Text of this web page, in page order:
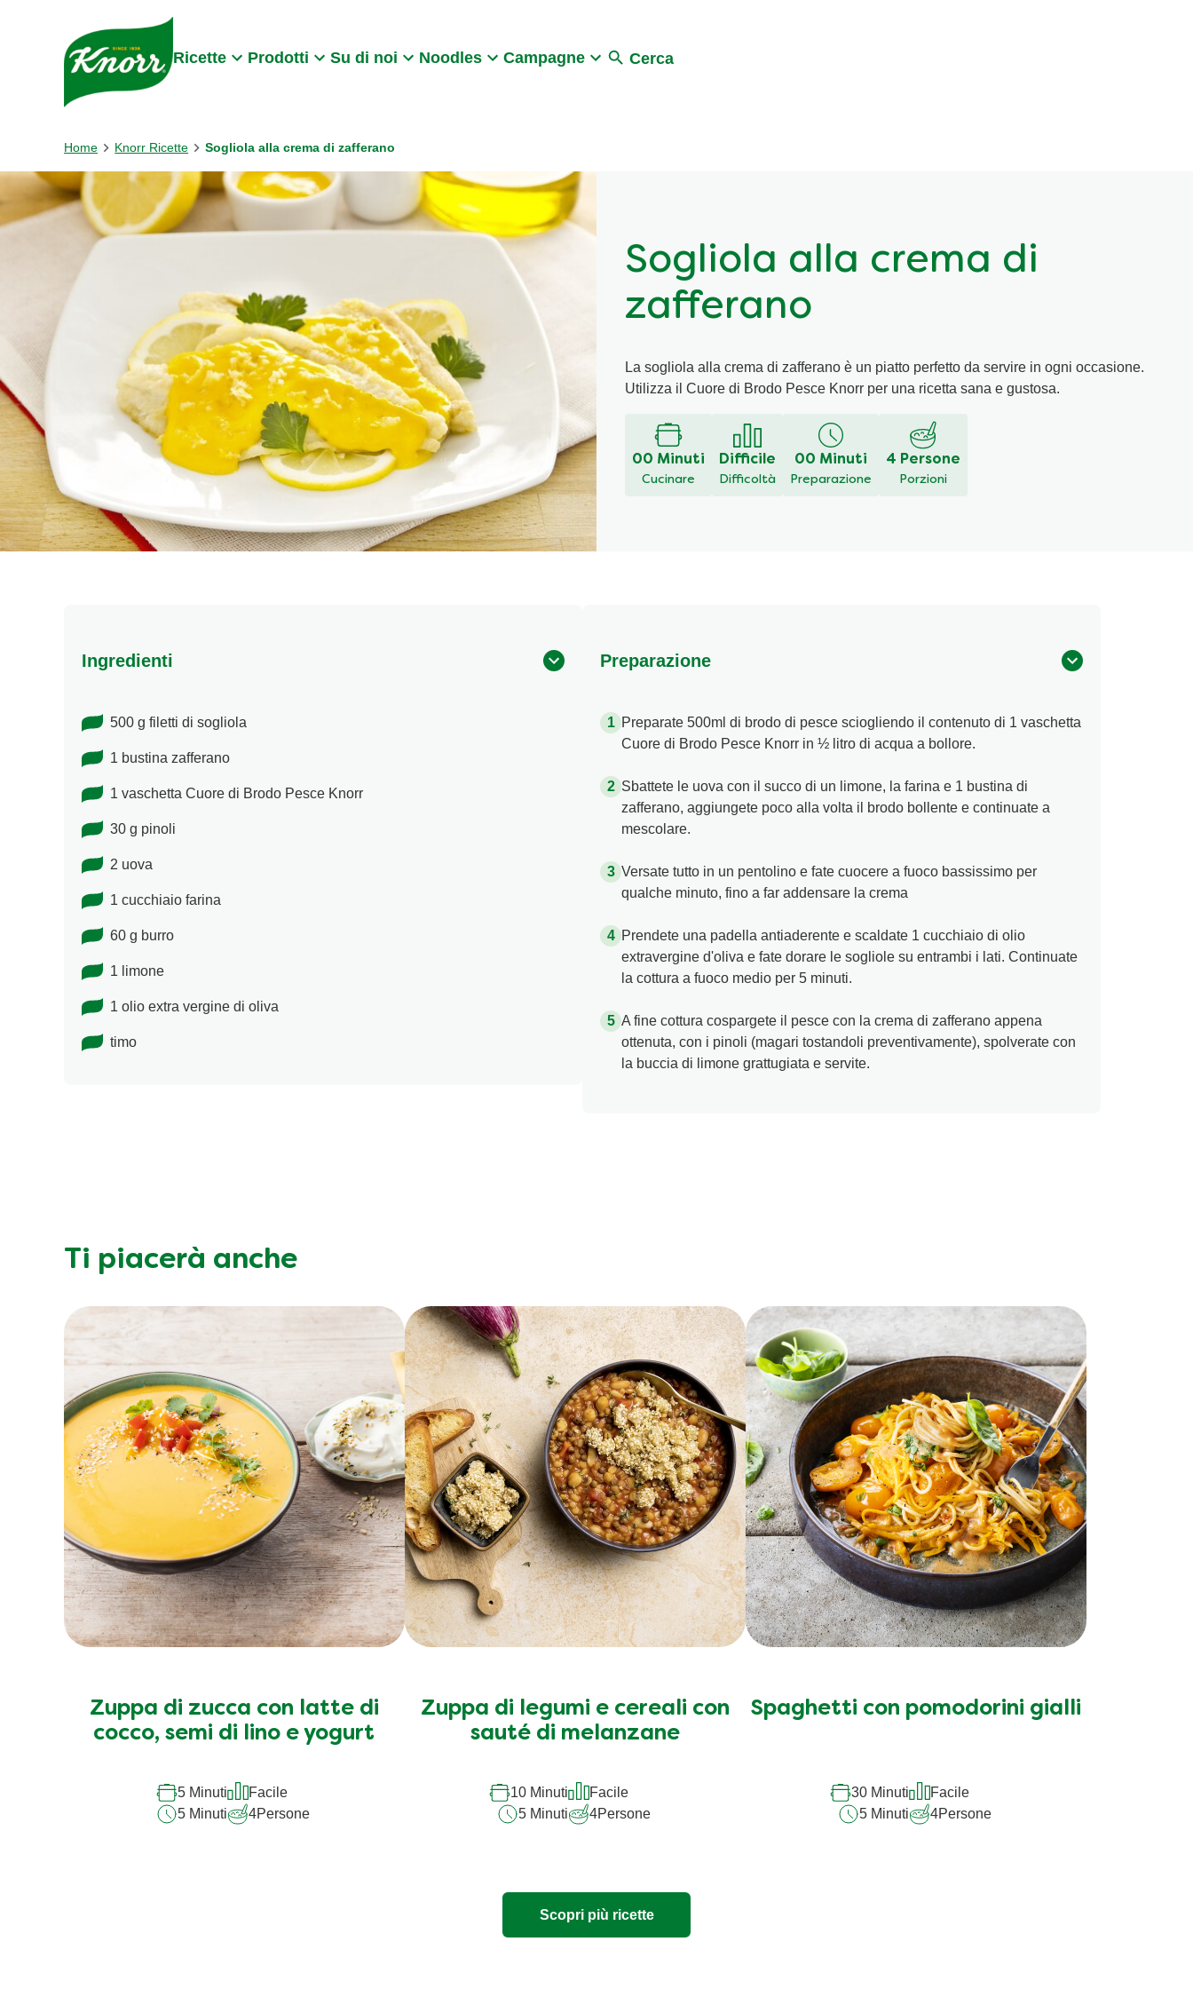
Skip to:
Ricette Prodotti Su di noi Noodles Campagne Cerca
Home Knorr Ricette Sogliola alla crema di zafferano
Sogliola alla crema di
zafferano
La sogliola alla crema di zafferano è un piatto perfetto da servire in ogni occasione.
Utilizza il Cuore di Brodo Pesce Knorr per una ricetta sana e gustosa.
00 Minuti
Cucinare
Difficile
Difficoltà
00 Minuti
Preparazione
4 Persone
Porzioni
Ingredienti
500 g filetti di sogliola
1 bustina zafferano
1 vaschetta Cuore di Brodo Pesce Knorr
30 g pinoli
2 uova
1 cucchiaio farina
60 g burro
1 limone
1 olio extra vergine di oliva
timo
Preparazione
Preparate 500ml di brodo di pesce sciogliendo il contenuto di 1 vaschetta
Cuore di Brodo Pesce Knorr in ½ litro di acqua a bollore.
Sbattete le uova con il succo di un limone, la farina e 1 bustina di
zafferano, aggiungete poco alla volta il brodo bollente e continuate a
mescolare.
Versate tutto in un pentolino e fate cuocere a fuoco bassissimo per
qualche minuto, fino a far addensare la crema
Prendete una padella antiaderente e scaldate 1 cucchiaio di olio
extravergine d'oliva e fate dorare le sogliole su entrambi i lati. Continuate
la cottura a fuoco medio per 5 minuti.
A fine cottura cospargete il pesce con la crema di zafferano appena
ottenuta, con i pinoli (magari tostandoli preventivamente), spolverate con
la buccia di limone grattugiata e servite.
Ti piacerà anche
Zuppa di zucca con latte di
cocco, semi di lino e yogurt
5 Minuti
Facile
5 Minuti
4Persone
Zuppa di legumi e cereali con
sauté di melanzane
10 Minuti
Facile
5 Minuti
4Persone
Spaghetti con pomodorini gialli
30 Minuti
Facile
5 Minuti
4Persone
Scopri più ricette